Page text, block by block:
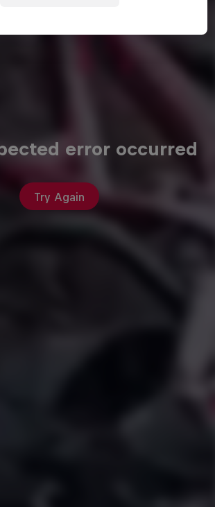
error occurred
Try Again